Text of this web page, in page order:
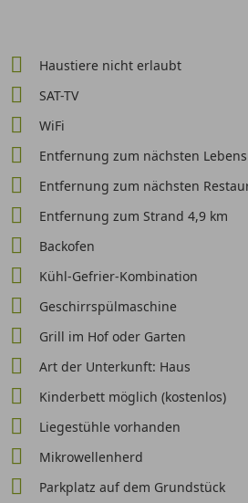
Haustiere nicht erlaubt
SAT-TV
WiFi
Entfernung zum nächsten
Entfernung zum nächsten
Entfernung zum Strand 4,9 km
Backofen
Kühl-Gefrier-Kombination
Geschirrspülmaschine
Grill im Hof oder Garten
Art der Unterkunft: Haus
Kinderbett möglich (kostenlos)
Liegestühle vorhanden
Mikrowellenherd
Parkplatz auf dem Grundstück